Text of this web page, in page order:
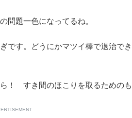
問題一色になってるね。
です。どうにかマツイ棒で退治で
！ すき間のほこりを取るためのも